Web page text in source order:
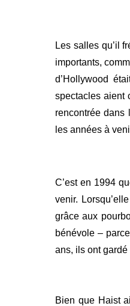
Les salles qu’il
importants,
d’Hollywood
spectacles aient
rencontrée dans
les années à
C’est en 1994
venir.
grâce aux
bénévole –
ans, ils ont gardé
Bien que Haist